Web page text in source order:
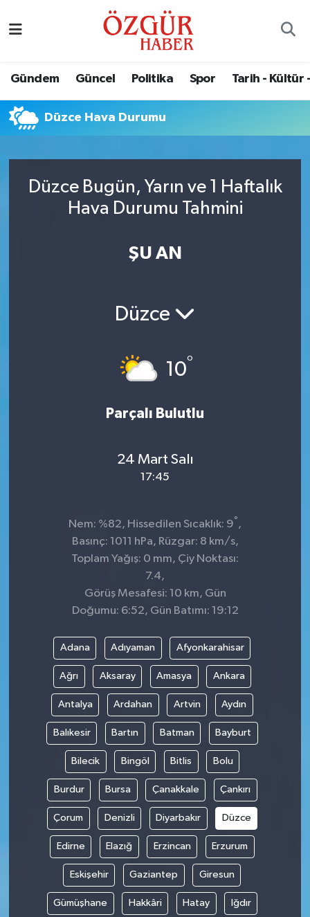
Gündem Güncel Politika Spor Tarih - Kültür
Düzce Hava Durumu
Düzce Bugün, Yarın ve 1 Haftalık
Hava Durumu Tahmini
ŞU AN
Düzce
10°
Parçalı Bulutlu
24 Mart Salı
17:45
Nem: %82, Hissedilen Sıcaklık: 9° ,
Basınç: 1011 hPa, Rüzgar: 8 km/s,
Toplam Yağış: 0 mm, Çiy Noktası:
7.4,
Görüş Mesafesi: 10 km, Gün
Doğumu: 6:52, Gün Batımı: 19:12
Adana Adıyaman Afyonkarahisar
Ağrı Aksaray Amasya Ankara
Antalya Ardahan Artvin Aydın
Balıkesir Bartın Batman Bayburt
Bilecik Bingöl Bitlis Bolu
Burdur Bursa Çanakkale Çankırı
Çorum Denizli Diyarbakır Düzce
Edirne Elazığ Erzincan Erzurum
Eskişehir Gaziantep Giresun
Gümüşhane Hakkâri Hatay Iğdır
Eğitim
Ekonomi
Güncel
Tarih - Kültür - Sanat - Turizm
Nöbetçi Eczaneler
Namaz Vakitleri
Trafik Durumu
Süper Lig Puan Durumu ve Fikstür
Son Dakika Haberleri